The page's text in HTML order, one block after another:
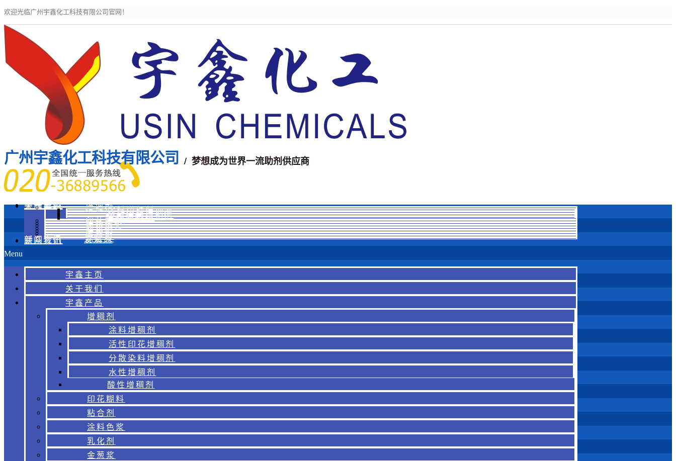
欢迎光临广州宇鑫化工科技有限公司官网！
广州宇鑫化工科技有限公司 / 梦想成为世界一流助剂供应商
宇鑫主页
关于我们
宇鑫产品 增稠剂涂料增稠剂
活性印花增稠剂
分散染料增稠剂
水性增稠剂
酸性增稠剂
印花糊料
粘合剂
涂料色浆
乳化剂
金葱浆
胶浆
烫金浆
涂层浆
发泡剂
新闻资讯
联系我们
Menu
宇鑫主页
关于我们
宇鑫产品
增稠剂
涂料增稠剂
活性印花增稠剂
分散染料增稠剂
水性增稠剂
酸性增稠剂
印花糊料
粘合剂
涂料色浆
乳化剂
金葱浆